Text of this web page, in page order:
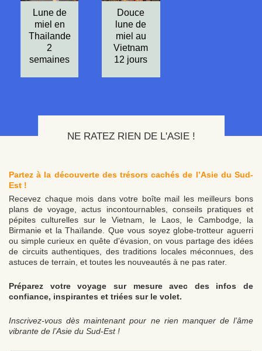
Lune de
miel en
Thailande
2
semaines
Douce
lune de
miel au
Vietnam
12 jours
NE RATEZ RIEN DE L'ASIE !
Partez à la découverte des trésors cachés de l’Asie du Sud-
Est !
Recevez chaque mois dans votre boîte mail les meilleurs bons
plans de voyage, actus incontournables, conseils pratiques et
pépites culturelles sur le Vietnam, le Laos, le Cambodge, la
Birmanie et la Thaïlande. Que vous soyez globe-trotteur aguerri
ou simple curieux en quête d’évasion, on vous partage des idées
de circuits authentiques, des traditions locales méconnues, des
astuces de terrain, et toutes les nouveautés à ne pas rater.
Préparez votre voyage sur mesure avec des infos de
confiance, inspirantes et triées sur le volet.
Inscrivez-vous dès maintenant pour ne rien manquer de l’âme
vibrante de l’Asie du Sud-Est !